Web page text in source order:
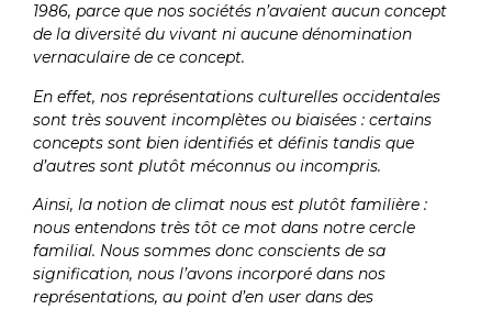
1986, parce que nos sociétés n’avaient aucun concept
de la diversité du vivant ni aucune dénomination
vernaculaire de ce concept.
En effet, nos représentations culturelles occidentales
sont très souvent incomplètes ou biaisées : certains
concepts sont bien identifiés et définis tandis que
d’autres sont plutôt méconnus ou incompris.
Ainsi, la notion de climat nous est plutôt familière :
nous entendons très tôt ce mot dans notre cercle
familial. Nous sommes donc conscients de sa
signification, nous l’avons incorporé dans nos
représentations, au point d’en user dans des